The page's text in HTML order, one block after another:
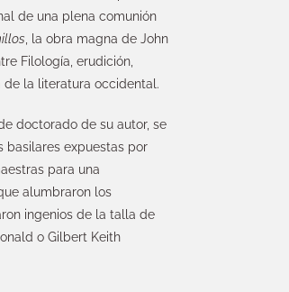
de una plena comunión
, la obra magna de John
Filología, erudición,
de la literatura occidental.
doctorado de su autor, se
basilares expuestas por
para una
alumbraron los
ingenios de la talla de
o Gilbert Keith